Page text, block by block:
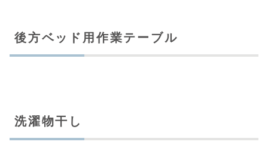
後方ベッド用作業テーブル
洗濯物干し